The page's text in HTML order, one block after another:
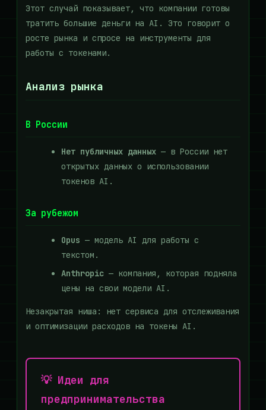
Этот случай показывает, что компании готовы
тратить большие деньги на AI. Это говорит о
росте рынка и спросе на инструменты для
работы с токенами.
Анализ рынка
В России
Нет публичных данных — в России нет
открытых данных о использовании
токенов AI.
За рубежом
Opus — модель AI для работы с
текстом.
Anthropic — компания, которая подняла
цены на свои модели AI.
Незакрытая ниша: нет сервиса для отслеживания
и оптимизации расходов на токены AI.
💡 Идеи для
предпринимательства